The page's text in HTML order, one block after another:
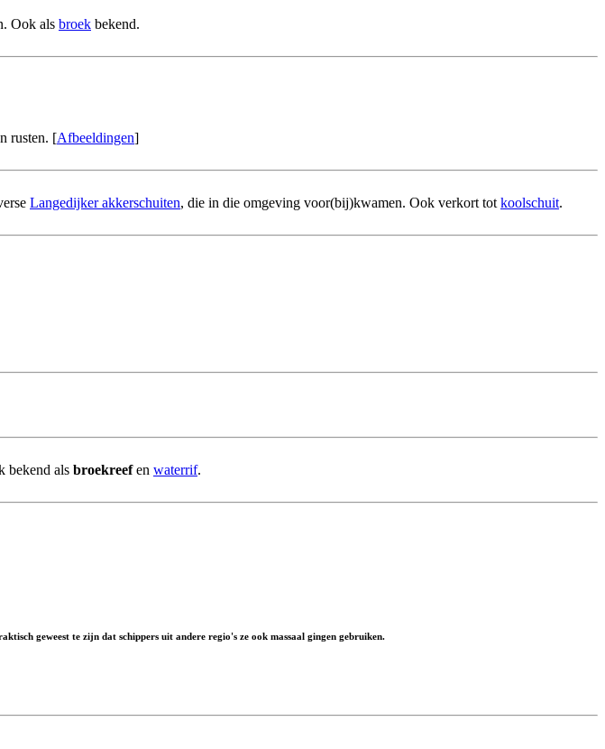
Ook als broek bekend.
rusten. [Afbeeldingen]
Langedijker akkerschuiten, die in die omgeving voor(bij)kwamen. Ook verkort tot koolschuit.
bekend als broekreefen waterrif.
geweest te zijn dat schippers uit andere regio's ze ook massaal gingen gebruiken.